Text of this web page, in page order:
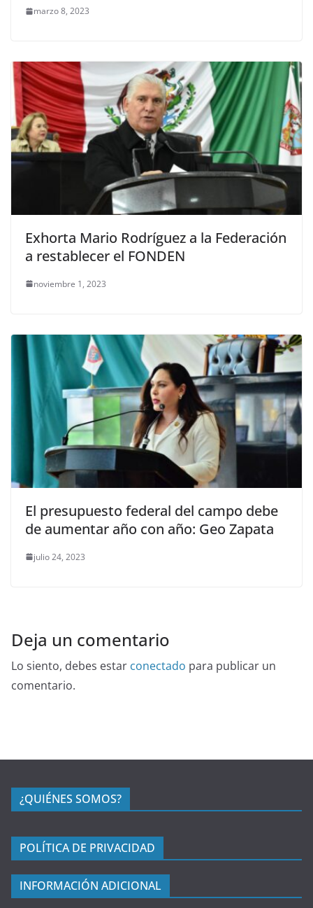
marzo 8, 2023
Exhorta Mario Rodríguez a la Federación
a restablecer el FONDEN
noviembre 1, 2023
El presupuesto federal del campo debe
de aumentar año con año: Geo Zapata
julio 24, 2023
Deja un comentario
Lo siento, debes estar conectado para publicar un
comentario.
¿QUIÉNES SOMOS?
POLÍTICA DE PRIVACIDAD
INFORMACIÓN ADICIONAL